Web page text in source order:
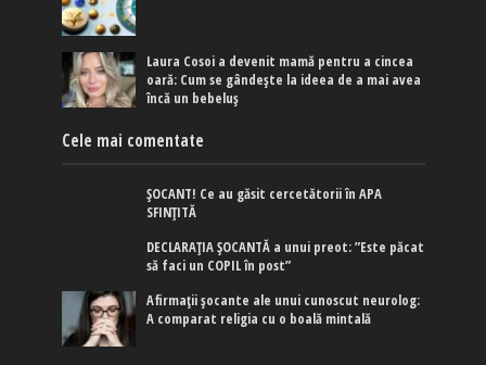
Laura Cosoi a devenit mamă pentru a cincea
oară: Cum se gândește la ideea de a mai avea
încă un bebeluș
Cele mai comentate
ȘOCANT! Ce au găsit cercetătorii în APA
SFINȚITĂ
DECLARAȚIA ȘOCANTĂ a unui preot: ”Este păcat
să faci un COPIL în post”
Afirmaţii şocante ale unui cunoscut neurolog:
A comparat religia cu o boală mintală